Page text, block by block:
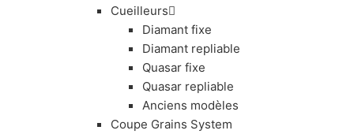
Cueilleurs
Diamant fixe
Diamant repliable
Quasar fixe
Quasar repliable
Anciens modèles
Coupe Grains System